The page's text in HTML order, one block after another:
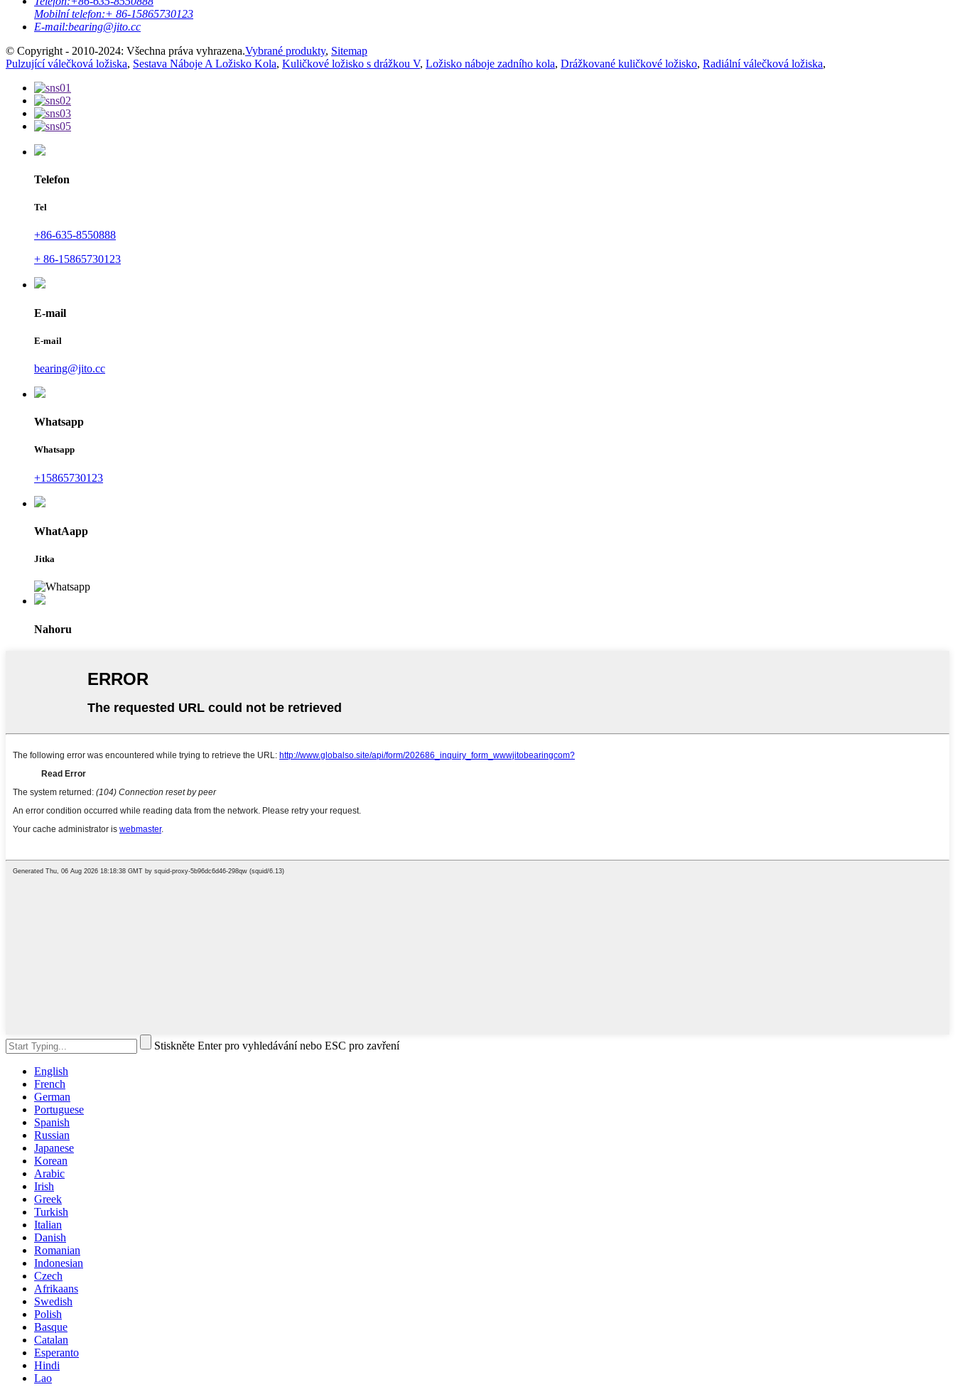
Mobilní telefon:+ 86-15865730123
E-mail:bearing@jito.cc
© Copyright - 2010-2024: Všechna práva vyhrazena.Vybrané produkty, Sitemap
Pulzující válečková ložiska, Sestava Náboje A Ložisko Kola, Kuličkové ložisko s drážkou V, Ložisko náboje zadního kola, Drážkované kuličkové ložisko, Radiální válečková ložiska,
Telefon
Tel
+86-635-8550888
+ 86-15865730123
E-mail
E-mail
bearing@jito.cc
Whatsapp
Whatsapp
+15865730123
WhatAapp
Jitka
Nahoru
Stiskněte Enter pro vyhledávání nebo ESC pro zavření
English
French
German
Portuguese
Spanish
Russian
Japanese
Korean
Arabic
Irish
Greek
Turkish
Italian
Danish
Romanian
Indonesian
Czech
Afrikaans
Swedish
Polish
Basque
Catalan
Esperanto
Hindi
Lao